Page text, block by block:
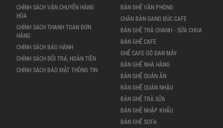
CHÍNH SÁCH VẬN CHUYỂN HÀNG
HÓA
CHÍNH SÁCH THANH TOÁN ĐƠN
HÀNG
CHÍNH SÁCH BẢO HÀNH
CHÍNH SÁCH ĐỔI TRẢ, HOÀN TIỀN
CHÍNH SÁCH BẢO MẬT THÔNG TIN
BÀN GHẾ VĂN PHÒNG
CHÂN BÀN GANG ĐÚC CAFE
BÀN GHẾ TRÀ CHANH - SỮA CHUA
BÀN GHẾ CAFE
GHẾ CAFE GỖ ĐAN MÂY
BÀN GHẾ NHÀ HÀNG
BÀN GHẾ QUÁN ĂN
BÀN GHẾ QUÁN NHẬU
BÀN GHẾ TRÀ SỮA
BÀN GHẾ NHẬP KHẨU
BÀN GHẾ SOFA